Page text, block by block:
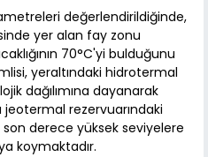
değerlendirildiğinde,
yer alan fay zonu
70°C'yi bulduğunu
yeraltındaki hidrotermal
dağılımına dayanarak
jeotermal rezervuarındaki
son derece yüksek seviyelere
koymaktadır.